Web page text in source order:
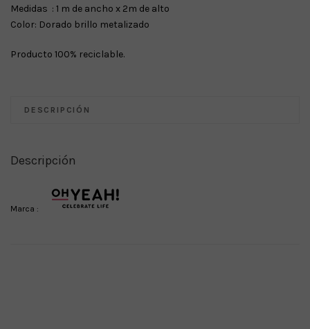
Medidas : 1 m de ancho x 2m de alto
Color: Dorado brillo metalizado
Producto 100% reciclable.
DESCRIPCIÓN
Descripción
Marca :